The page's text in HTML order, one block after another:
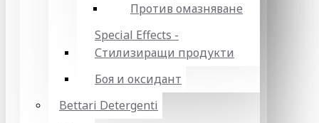
Против омазняване
Special Effects -
Стилизиращи продукти
Боя и оксидант
Bettari Detergenti